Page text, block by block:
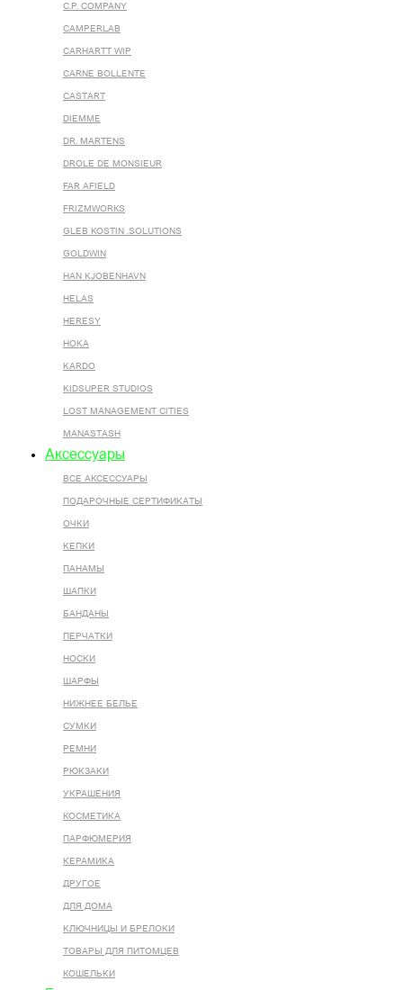
C.P. COMPANY
CAMPERLAB
CARHARTT WIP
CARNE BOLLENTE
CASTART
DIEMME
DR. MARTENS
DROLE DE MONSIEUR
FAR AFIELD
FRIZMWORKS
GLEB KOSTIN .SOLUTIONS
GOLDWIN
HAN KJOBENHAVN
HELAS
HERESY
HOKA
KARDO
KIDSUPER STUDIOS
LOST MANAGEMENT CITIES
MANASTASH
Аксессуары
ВСЕ AКСЕССУАРЫ
ПОДАРОЧНЫЕ СЕРТИФИКАТЫ
ОЧКИ
КЕПКИ
ПАНАМЫ
ШАПКИ
БАНДАНЫ
ПЕРЧАТКИ
НОСКИ
ШАРФЫ
НИЖНЕЕ БЕЛЬЕ
СУМКИ
РЕМНИ
РЮКЗАКИ
УКРАШЕНИЯ
КОСМЕТИКА
ПАРФЮМЕРИЯ
КЕРАМИКА
ДРУГОЕ
ДЛЯ ДОМА
КЛЮЧНИЦЫ И БРЕЛОКИ
ТОВАРЫ ДЛЯ ПИТОМЦЕВ
КОШЕЛЬКИ